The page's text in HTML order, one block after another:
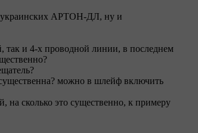
украинских АРТОН-ДЛ, ну и
так и 4-х проводной линии, в последнем
можно в шлейф включить
сколько это существенно, к примеру